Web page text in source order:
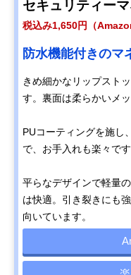
セキュリティー
税込み1,650円（
防水機能付きのマ
きめ細かなリップスト
す。裏面は柔らかいメ
PUコーティングを施し、
で、お手入れも楽々です
平らなデザインで軽量
は快適。引き裂きにも
向いています。